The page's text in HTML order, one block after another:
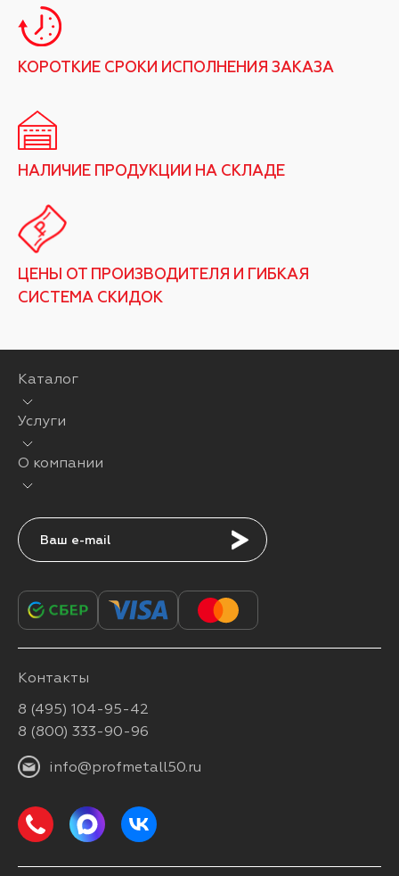
КОРОТКИЕ СРОКИ ИСПОЛНЕНИЯ ЗАКАЗА
НАЛИЧИЕ ПРОДУКЦИИ НА СКЛАДЕ
ЦЕНЫ ОТ ПРОИЗВОДИТЕЛЯ И ГИБКАЯ
СИСТЕМА СКИДОК
Каталог
Услуги
О компании
Подписаться
Контакты
8 (495) 104-95-42
8 (800) 333-90-96
info@profmetall50.ru